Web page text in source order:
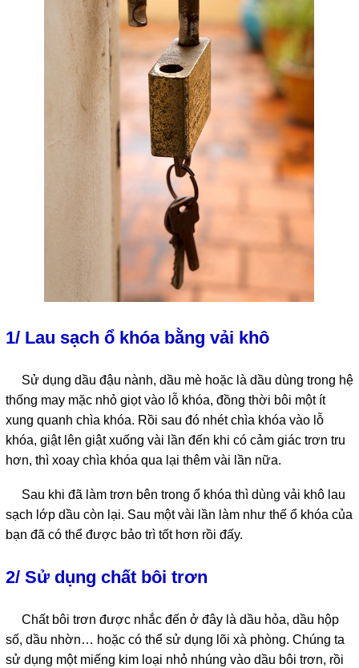
1/ Lau sạch ổ khóa bằng vải khô
Sử dụng dầu đậu nành, dầu mè hoặc là dầu dùng trong hệ
thống may mặc nhỏ giọt vào lỗ khóa, đồng thời bôi một ít
xung quanh chìa khóa. Rồi sau đó nhét chìa khóa vào lỗ
khóa, giật lên giật xuống vài lần đến khi có cảm giác trơn tru
hơn, thì xoay chìa khóa qua lại thêm vài lần nữa.
Sau khi đã làm trơn bên trong ổ khóa thì dùng vải khô lau
sạch lớp dầu còn lại. Sau một vài lần làm như thế ổ khóa của
bạn đã có thể được bảo trì tốt hơn rồi đấy.
2/ Sử dụng chất bôi trơn
Chất bôi trơn được nhắc đến ở đây là dầu hỏa, dầu hộp
số, dầu nhờn… hoặc có thể sử dụng lõi xà phòng. Chúng ta
sử dụng một miếng kim loại nhỏ nhúng vào dầu bôi trơn, rồi